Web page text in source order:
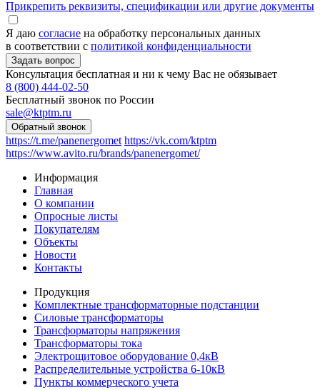
Прикрепить реквизиты, спецификации или другие документы
Я даю согласие на обработку персональных данных
в соответствии с политикой конфиденциальности
Консультация бесплатная и ни к чему Вас не обязывает
8 (800) 444-02-50
Бесплатный звонок по России
sale@ktptm.ru
https://t.me/panenergomet https://vk.com/ktptm
https://www.avito.ru/brands/panenergomet/
Информация
Главная
О компании
Опросные листы
Покупателям
Объекты
Новости
Контакты
Продукция
Комплектные трансформаторные подстанции
Силовые трансформаторы
Трансформаторы напряжения
Трансформаторы тока
Электрощитовое оборудование 0,4кВ
Распределительные устройства 6-10кВ
Пункты коммерческого учета